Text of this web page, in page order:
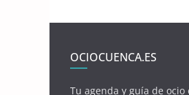
o p
OCIOCUENCA.ES
Tu agenda y guía de